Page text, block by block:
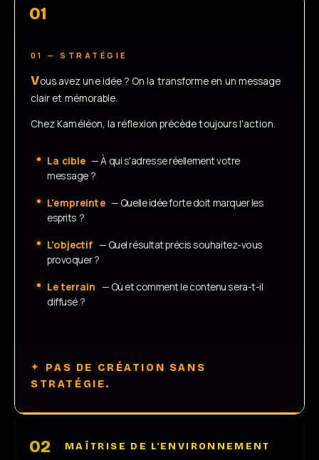
01
01 — STRATÉGIE
Vous avez une idée ? On la transforme en un message
clair et mémorable.
Chez Kaméléon, la réflexion précède toujours l'action.
La cible — À qui s'adresse réellement votre
message ?
L'empreinte — Quelle idée forte doit marquer les
esprits ?
L'objectif — Quel résultat précis souhaitez-vous
provoquer ?
Le terrain — Où et comment le contenu sera-t-il
diffusé ?
PAS DE CRÉATION SANS
STRATÉGIE.
02 MAÎTRISE DE L'ENVIRONNEMENT